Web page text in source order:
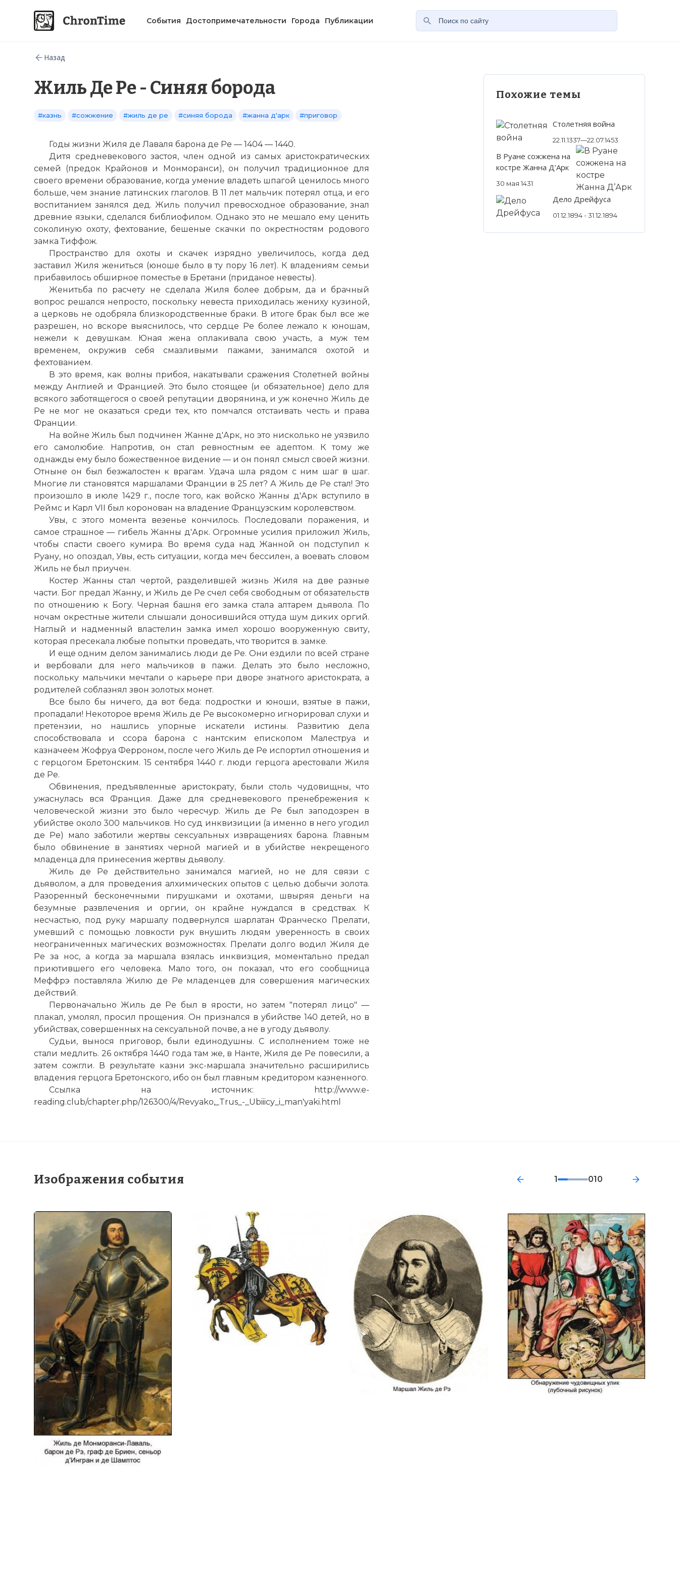
События Достопримечательности Города Публикации
Назад
Жиль Де Ре - Синяя борода
#казнь #сожжение #жиль де ре #синяя борода #жанна д'арк #приговор
Годы жизни Жиля де Лаваля барона де Ре — 1404 — 1440.
Дитя средневекового застоя, член одной из самых аристократических
семей (предок Крайонов и Монморанси), он получил традиционное для
своего времени образование, когда умение владеть шпагой ценилось много
больше, чем знание латинских глаголов. В 11 лет мальчик потерял отца, и его
воспитанием занялся дед. Жиль получил превосходное образование, знал
древние языки, сделался библиофилом. Однако это не мешало ему ценить
соколиную охоту, фехтование, бешеные скачки по окрестностям родового
замка Тиффож.
Пространство для охоты и скачек изрядно увеличилось, когда дед
заставил Жиля жениться (юноше было в ту пору 16 лет). К владениям семьи
прибавилось обширное поместье в Бретани (приданое невесты).
Женитьба по расчету не сделала Жиля более добрым, да и брачный
вопрос решался непросто, поскольку невеста приходилась жениху кузиной,
а церковь не одобряла близкородственные браки. В итоге брак был все же
разрешен, но вскоре выяснилось, что сердце Ре более лежало к юношам,
нежели к девушкам. Юная жена оплакивала свою участь, а муж тем
временем, окружив себя смазливыми пажами, занимался охотой и
фехтованием.
В это время, как волны прибоя, накатывали сражения Столетней войны
между Англией и Францией. Это было стоящее (и обязательное) дело для
всякого заботящегося о своей репутации дворянина, и уж конечно Жиль де
Ре не мог не оказаться среди тех, кто помчался отстаивать честь и права
Франции.
На войне Жиль был подчинен Жанне д'Арк, но это нисколько не уязвило
его самолюбие. Напротив, он стал ревностным ее адептом. К тому же
однажды ему было божественное видение — и он понял смысл своей жизни.
Отныне он был безжалостен к врагам. Удача шла рядом с ним шаг в шаг.
Многие ли становятся маршалами Франции в 25 лет? А Жиль де Ре стал! Это
произошло в июле 1429 г., после того, как войско Жанны д'Арк вступило в
Реймс и Карл VII был коронован на владение Французским королевством.
Увы, с этого момента везенье кончилось. Последовали поражения, и
самое страшное — гибель Жанны д'Арк. Огромные усилия приложил Жиль,
чтобы спасти своего кумира. Во время суда над Жанной он подступил к
Руану, но опоздал, Увы, есть ситуации, когда меч бессилен, а воевать словом
Жиль не был приучен.
Костер Жанны стал чертой, разделившей жизнь Жиля на две разные
части. Бог предал Жанну, и Жиль де Ре счел себя свободным от обязательств
по отношению к Богу. Черная башня его замка стала алтарем дьявола. По
ночам окрестные жители слышали доносившийся оттуда шум диких оргий.
Наглый и надменный властелин замка имел хорошо вооруженную свиту,
которая пресекала любые попытки проведать, что творится в. замке.
И еще одним делом занимались люди де Ре. Они ездили по всей стране
и вербовали для него мальчиков в пажи. Делать это было несложно,
поскольку мальчики мечтали о карьере при дворе знатного аристократа, а
родителей соблазнял звон золотых монет.
Все было бы ничего, да вот беда: подростки и юноши, взятые в пажи,
пропадали! Некоторое время Жиль де Ре высокомерно игнорировал слухи и
претензии, но нашлись упорные искатели истины. Развитию дела
способствовала и ссора барона с нантским епископом Малеструа и
казначеем Жофруа Ферроном, после чего Жиль де Ре испортил отношения и
с герцогом Бретонским. 15 сентября 1440 г. люди герцога арестовали Жиля
де Ре.
Обвинения, предъявленные аристократу, были столь чудовищны, что
ужаснулась вся Франция. Даже для средневекового пренебрежения к
человеческой жизни это было чересчур. Жиль де Ре был заподозрен в
убийстве около 300 мальчиков. Но суд инквизиции (а именно в него угодил
де Ре) мало заботили жертвы сексуальных извращениях барона. Главным
было обвинение в занятиях черной магией и в убийстве некрещеного
младенца для принесения жертвы дьяволу.
Жиль де Ре действительно занимался магией, но не для связи с
дьяволом, а для проведения алхимических опытов с целью добычи золота.
Разоренный бесконечными пирушками и охотами, швыряя деньги на
безумные развлечения и оргии, он крайне нуждался в средствах. К
несчастью, под руку маршалу подвернулся шарлатан Франческо Прелати,
умевший с помощью ловкости рук внушить людям уверенность в своих
неограниченных магических возможностях. Прелати долго водил Жиля де
Ре за нос, а когда за маршала взялась инквизция, моментально предал
приютившего его человека. Мало того, он показал, что его сообщница
Меффрэ поставляла Жилю де Ре младенцев для совершения магических
действий.
Первоначально Жиль де Ре был в ярости, но затем "потерял лицо" —
плакал, умолял, просил прощения. Он признался в убийстве 140 детей, но в
убийствах, совершенных на сексуальной почве, а не в угоду дьяволу.
Судьи, вынося приговор, были единодушны. С исполнением тоже не
стали медлить. 26 октября 1440 года там же, в Нанте, Жиля де Ре повесили, а
затем сожгли. В результате казни экс-маршала значительно расширились
владения герцога Бретонского, ибо он был главным кредитором казненного.
Ссылка на источник: http://www.e-
reading.club/chapter.php/126300/4/Revyako,_Trus_-_Ubiiicy_i_man'yaki.html
Похожие темы
Столетняя война
22.11.1337—22.07.1453
В Руане сожжена на
костре Жанна Д’Арк
30 мая 1431
Дело Дрейфуса
01.12.1894 - 31.12.1894
Изображения события 1 010